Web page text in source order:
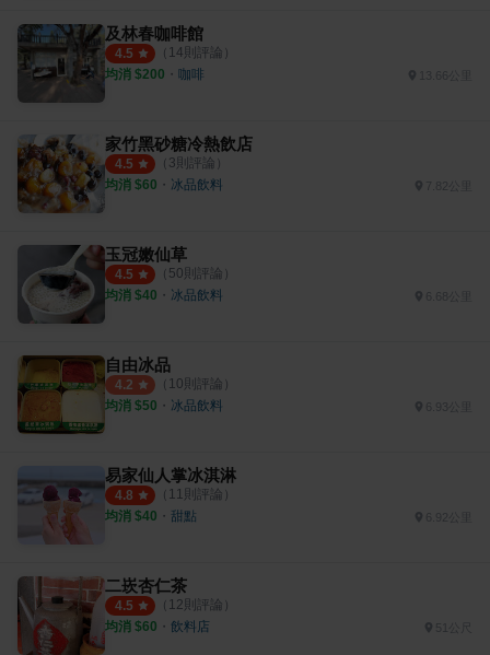
及林春咖啡館
4.5 （ 14則評論）
均消 $200 ・ 咖啡
家竹黑砂糖冷熱飲店
4.5 （ 3則評論）
均消 $60 ・ 冰品飲料
玉冠嫩仙草
4.5 （ 50則評論）
均消 $40 ・ 冰品飲料
自由冰品
4.2 （ 10則評論）
均消 $50 ・ 冰品飲料
易家仙人掌冰淇淋
4.8 （ 11則評論）
均消 $40 ・ 甜點
二崁杏仁茶
4.5 （ 12則評論）
均消 $60 ・ 飲料店 51公尺